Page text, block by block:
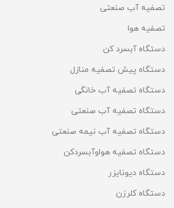
تصفیه آب صنعتی
تصفیه هوا
دستگاه آبسرد کن
دستگاه پیش تصفیه منازل
دستگاه تصفیه آب خانگی
دستگاه تصفیه آب صنعتی
دستگاه تصفیه آب نیمه صنعتی
دستگاه تصفیه هواوآبسردکن
دستگاه دیونایزر
دستگاه کلرزن